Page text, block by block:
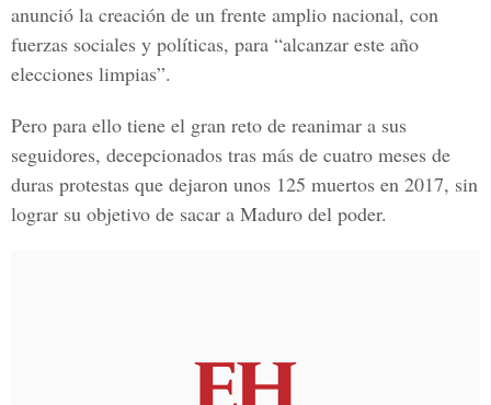
anunció la creación de un frente amplio nacional, con
fuerzas sociales y políticas, para “alcanzar este año
elecciones limpias”.
Pero para ello tiene el gran reto de reanimar a sus
seguidores, decepcionados tras más de cuatro meses de
duras protestas que dejaron unos 125 muertos en 2017, sin
lograr su objetivo de sacar a Maduro del poder.